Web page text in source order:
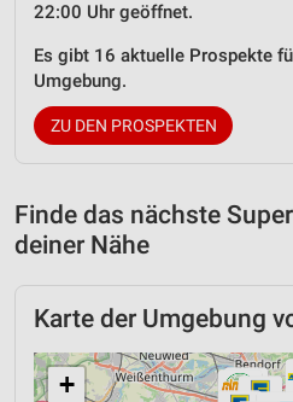
22:00 Uhr geöffnet.
Es gibt 16 aktuelle Prospekte
Umgebung.
ZU DEN PROSPEKTEN
Finde das nächste
deiner Nähe
Karte der Umgebung
+